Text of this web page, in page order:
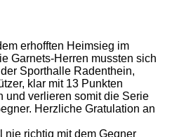
erhofften Heimsieg im
Garnets-Herren mussten sich
Sporthalle Radenthein,
klar mit 13 Punkten
und verlieren somit die Serie
Herzliche Gratulation an
richtig mit dem Gegner